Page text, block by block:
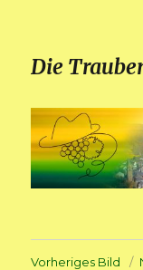
Die
Vorheriges Bild